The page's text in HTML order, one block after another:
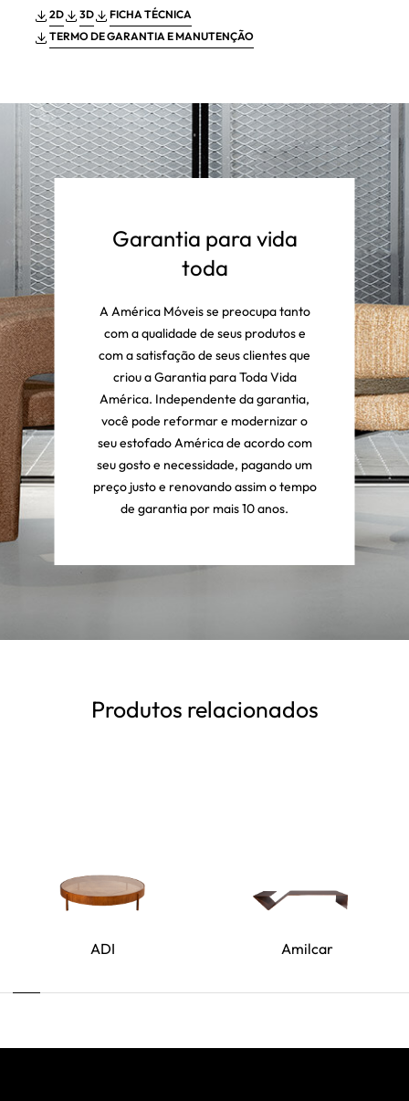
2D 3D
FICHA TÉCNICA
TERMO DE GARANTIA E MANUTENÇÃO
Garantia para vida
toda
A América Móveis se preocupa tanto
com a qualidade de seus produtos e
com a satisfação de seus clientes que
criou a Garantia para Toda Vida
América. Independente da garantia,
você pode reformar e modernizar o
seu estofado América de acordo com
seu gosto e necessidade, pagando um
preço justo e renovando assim o tempo
de garantia por mais 10 anos.
Produtos relacionados
ADI Amilcar